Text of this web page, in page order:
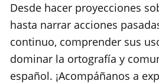
Desde hacer proyecciones
hasta narrar acciones
continuo, comprender sus
dominar la ortografía y
español. ¡Acompáñanos a